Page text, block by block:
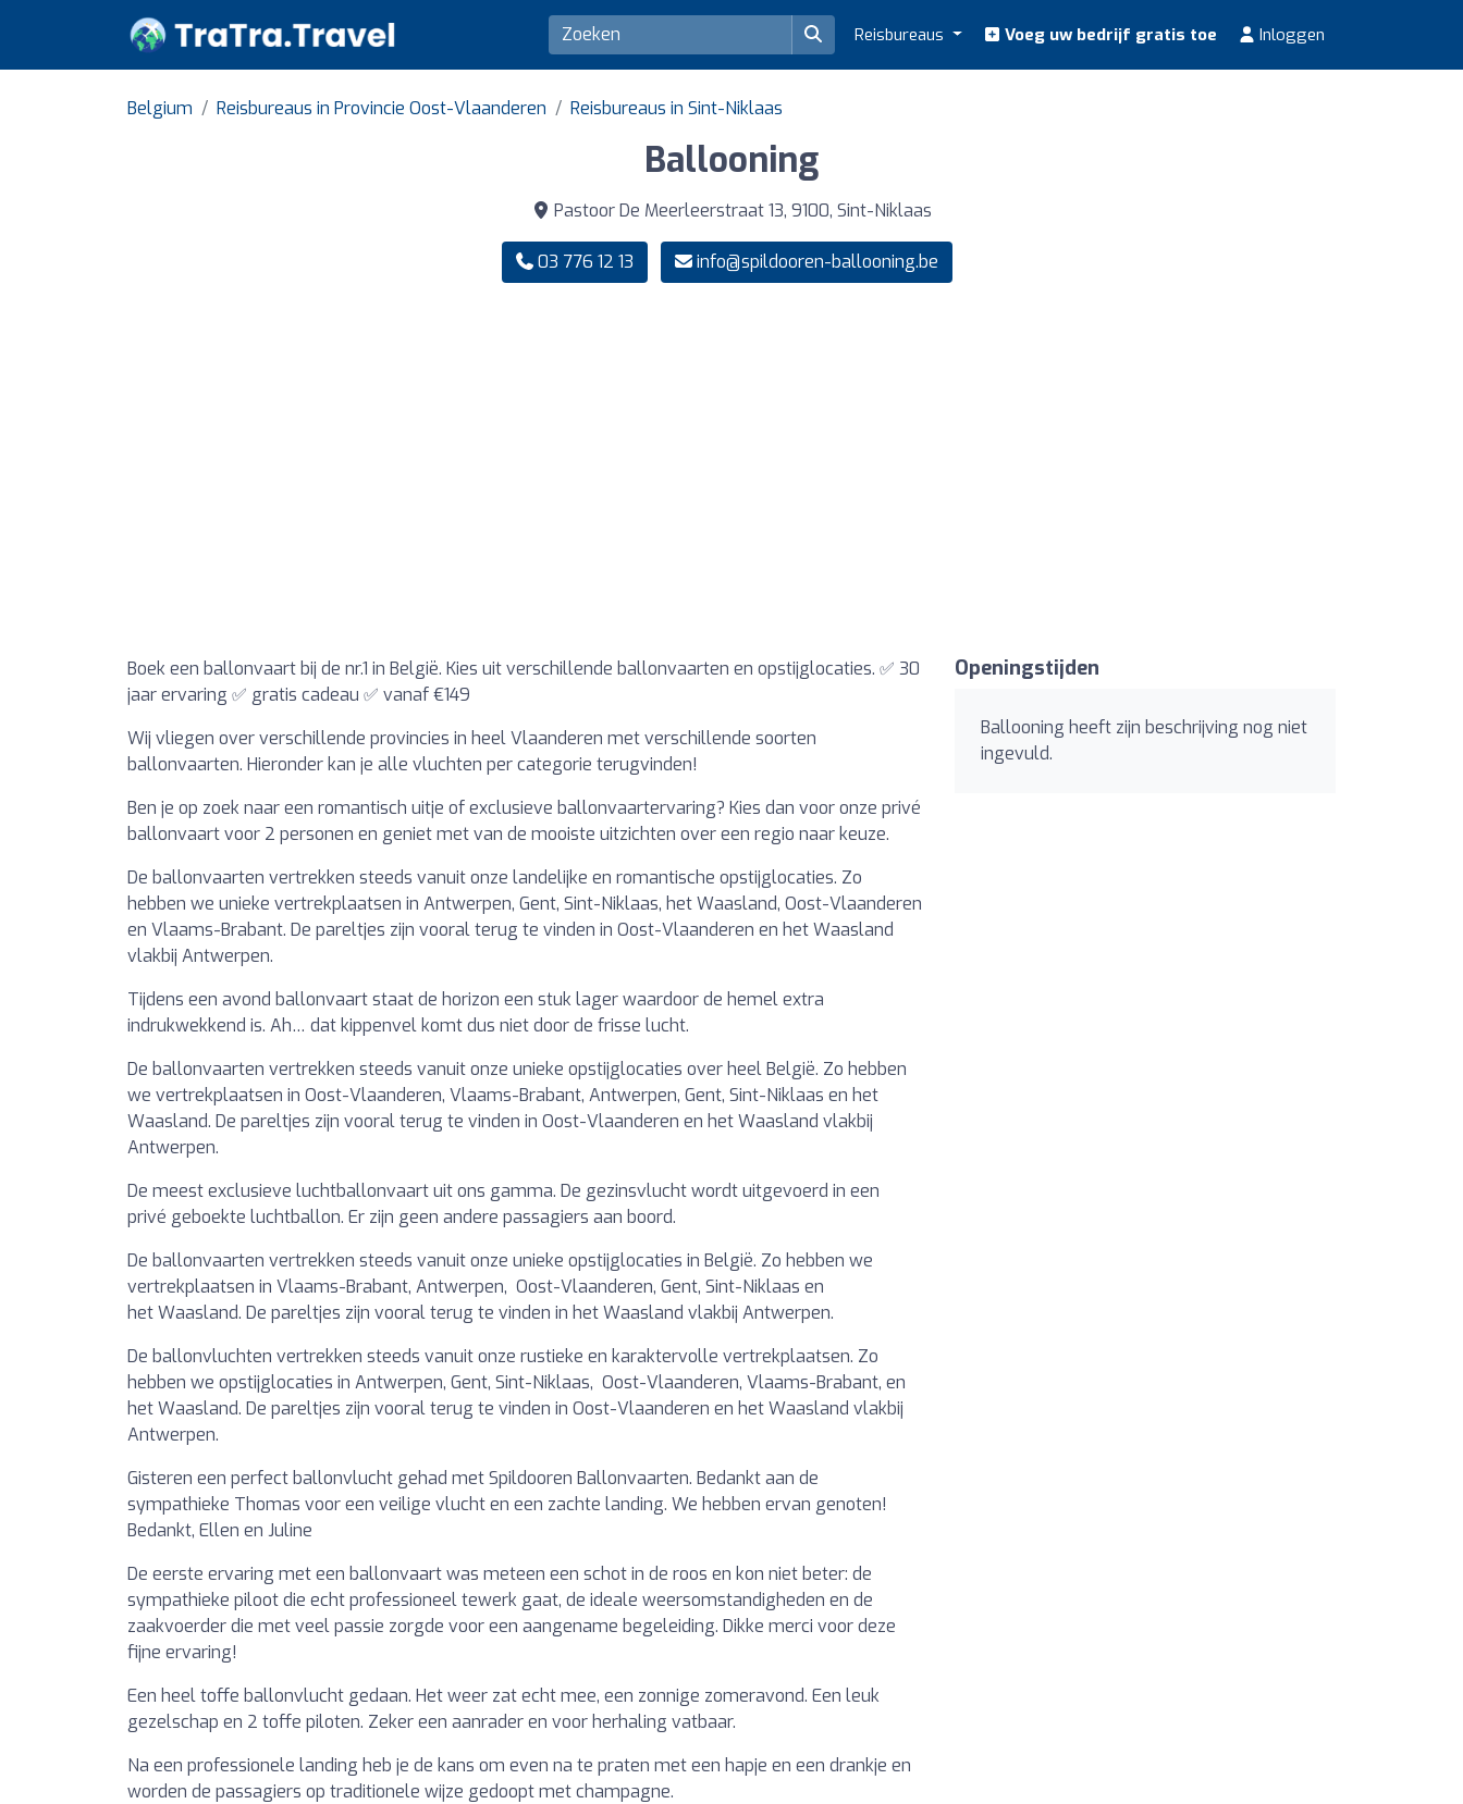
Reisbureaus Voeg uw bedrijf gratis toe Inloggen
Belgium Reisbureaus in Provincie Oost-Vlaanderen Reisbureaus in Sint-Niklaas
Ballooning
Pastoor De Meerleerstraat 13, 9100, Sint-Niklaas
03 776 12 13 info@spildooren-ballooning.be
Boek een ballonvaart bij de nr.1 in België. Kies uit verschillende ballonvaarten en opstijglocaties. ✅ 30
jaar ervaring ✅ gratis cadeau ✅ vanaf €149
Wij vliegen over verschillende provincies in heel Vlaanderen met verschillende soorten
ballonvaarten. Hieronder kan je alle vluchten per categorie terugvinden!
Ben je op zoek naar een romantisch uitje of exclusieve ballonvaartervaring? Kies dan voor onze privé
ballonvaart voor 2 personen en geniet met van de mooiste uitzichten over een regio naar keuze.
De ballonvaarten vertrekken steeds vanuit onze landelijke en romantische opstijglocaties. Zo
hebben we unieke vertrekplaatsen in Antwerpen, Gent, Sint-Niklaas, het Waasland, Oost-Vlaanderen
en Vlaams-Brabant. De pareltjes zijn vooral terug te vinden in Oost-Vlaanderen en het Waasland
vlakbij Antwerpen.
Tijdens een avond ballonvaart staat de horizon een stuk lager waardoor de hemel extra
indrukwekkend is. Ah… dat kippenvel komt dus niet door de frisse lucht.
De ballonvaarten vertrekken steeds vanuit onze unieke opstijglocaties over heel België. Zo hebben
we vertrekplaatsen in Oost-Vlaanderen, Vlaams-Brabant, Antwerpen, Gent, Sint-Niklaas en het
Waasland. De pareltjes zijn vooral terug te vinden in Oost-Vlaanderen en het Waasland vlakbij
Antwerpen.
De meest exclusieve luchtballonvaart uit ons gamma. De gezinsvlucht wordt uitgevoerd in een
privé geboekte luchtballon. Er zijn geen andere passagiers aan boord.
De ballonvaarten vertrekken steeds vanuit onze unieke opstijglocaties in België. Zo hebben we
vertrekplaatsen in Vlaams-Brabant, Antwerpen, Oost-Vlaanderen, Gent, Sint-Niklaas en
het Waasland. De pareltjes zijn vooral terug te vinden in het Waasland vlakbij Antwerpen.
De ballonvluchten vertrekken steeds vanuit onze rustieke en karaktervolle vertrekplaatsen. Zo
hebben we opstijglocaties in Antwerpen, Gent, Sint-Niklaas, Oost-Vlaanderen, Vlaams-Brabant, en
het Waasland. De pareltjes zijn vooral terug te vinden in Oost-Vlaanderen en het Waasland vlakbij
Antwerpen.
Gisteren een perfect ballonvlucht gehad met Spildooren Ballonvaarten. Bedankt aan de
sympathieke Thomas voor een veilige vlucht en een zachte landing. We hebben ervan genoten!
Bedankt, Ellen en Juline
De eerste ervaring met een ballonvaart was meteen een schot in de roos en kon niet beter: de
sympathieke piloot die echt professioneel tewerk gaat, de ideale weersomstandigheden en de
zaakvoerder die met veel passie zorgde voor een aangename begeleiding. Dikke merci voor deze
fijne ervaring!
Een heel toffe ballonvlucht gedaan. Het weer zat echt mee, een zonnige zomeravond. Een leuk
gezelschap en 2 toffe piloten. Zeker een aanrader en voor herhaling vatbaar.
Na een professionele landing heb je de kans om even na te praten met een hapje en een drankje en
worden de passagiers op traditionele wijze gedoopt met champagne.
Openingstijden
Ballooning heeft zijn beschrijving nog niet
ingevuld.